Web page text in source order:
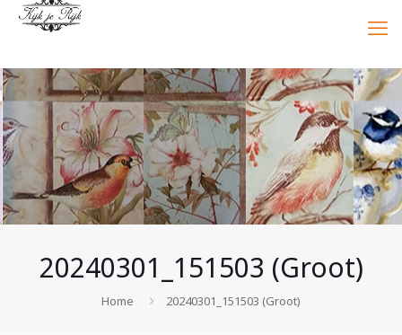
20240301_151503 (Groot)
Home 20240301_151503 (Groot)